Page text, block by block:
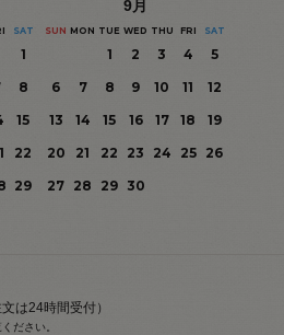
SAT
1
8
15
22
29
9月
SUN MON TUE WED THU FRI SAT
1 2 3 4
5
6
7 8 9 10 11
12
13
14 15 16 17 18
19
20
21 22 23 24 25
26
27 28 29 30
は24時間受付）
ださい。